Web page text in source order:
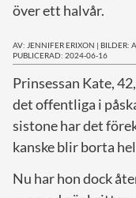
över ett halvår.
AV: JENNIFER ERIXON | BILDER:
PUBLICERAD: 2024-06-16
Prinsessan Kate,
det offentliga i
sistone har det
kanske blir borta
Nu har hon dock